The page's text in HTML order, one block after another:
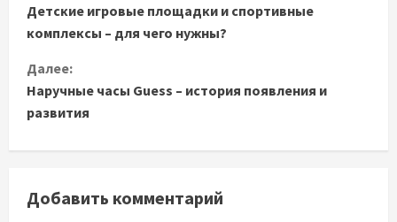
р
о
д
о
ж
Детские игровые площадки и спортивные
комплексы – для чего нужны?
Далее:
Наручные часы Guess – история появления и
развития
Добавить комментарий